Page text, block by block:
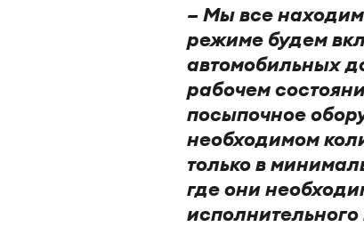
– Мы все
режиме будем
автомобильных
рабочем
посыпочное
необходимом
только в
где они
исполнительного